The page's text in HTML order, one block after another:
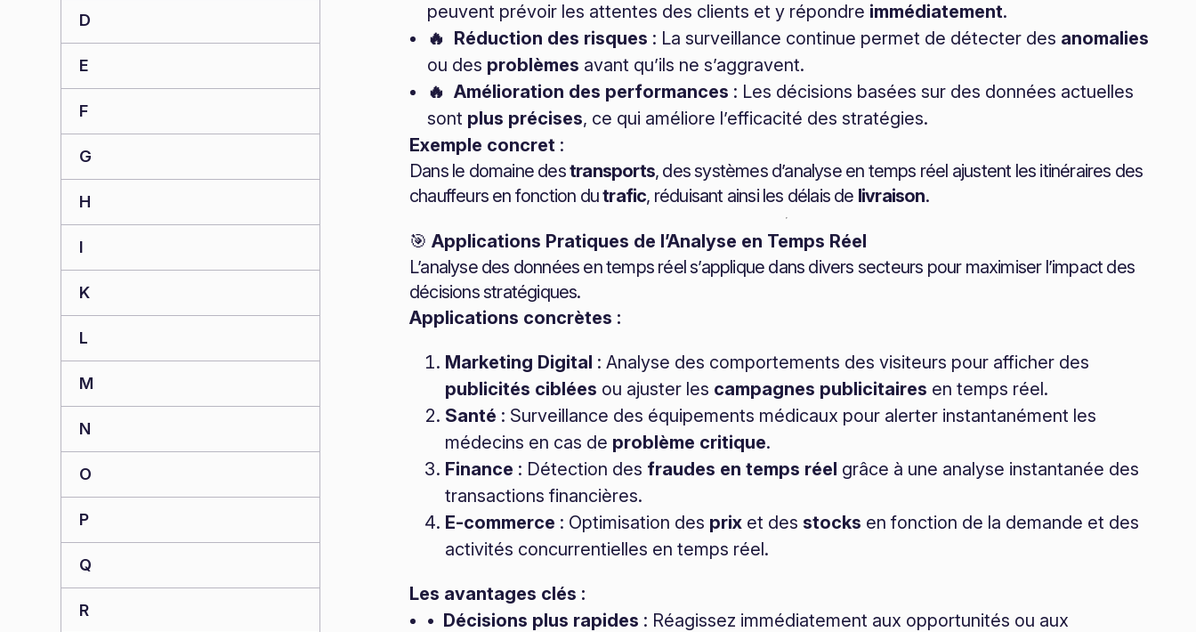
D
E
F
G
H
I
K
L
M
N
O
P
Q
R
peuvent prévoir les attentes des clients et y répondre immédiatement.
🔥 Réduction des risques : La surveillance continue permet de détecter des anomalies
ou des problèmes avant qu’ils ne s’aggravent.
🔥 Amélioration des performances : Les décisions basées sur des données actuelles
sont plus précises, ce qui améliore l’efficacité des stratégies.
Exemple concret :
Dans le domaine destransports, des systèmes d’analyse en temps réel ajustent les itinéraires des
chauffeurs en fonction dutrafic, réduisant ainsi les délais de livraison.
🎯 Applications Pratiques de l’Analyse en Temps Réel
L’analyse des données en temps réel s’applique dans divers secteurs pour maximiser l’impact des
décisions stratégiques.
Applications concrètes :
Marketing Digital : Analyse des comportements des visiteurs pour afficher des
publicités ciblées ou ajuster les campagnes publicitaires en temps réel.
Santé : Surveillance des équipements médicaux pour alerter instantanément les
médecins en cas de problème critique.
Finance : Détection des fraudes en temps réel grâce à une analyse instantanée des
transactions financières.
E-commerce : Optimisation des prix et des stocks en fonction de la demande et des
activités concurrentielles en temps réel.
Les avantages clés :
• Décisions plus rapides : Réagissez immédiatement aux opportunités ou aux